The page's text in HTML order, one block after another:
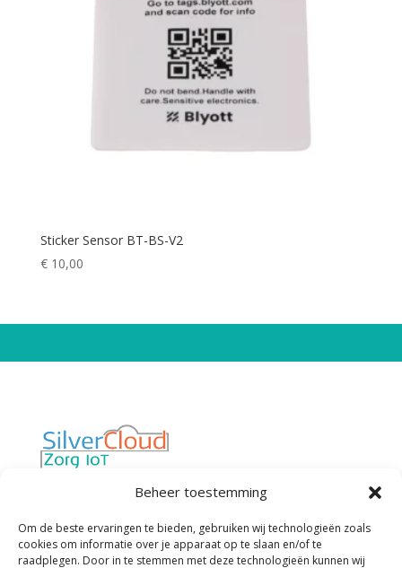
Beheer toestemming
Om de beste ervaringen te bieden, gebruiken wij technologieën zoals
cookies om informatie over je apparaat op te slaan en/of te
raadplegen. Door in te stemmen met deze technologieën kunnen wij
Sticker Sensor BT-BS-V2
€10,00
Van “werken met technologie in de zorg”
naar “technologie die werkt voor de zorg”
Privacybeleid
Cookiebeleid
Algemene Voorwaarden